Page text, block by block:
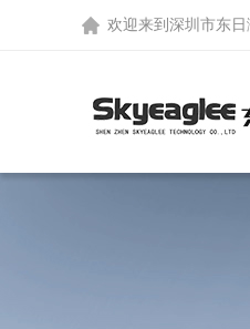
欢迎来到 深圳市东日